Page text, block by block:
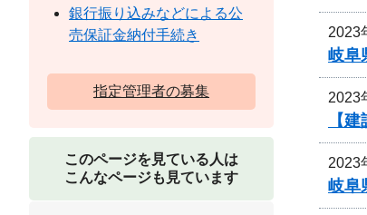
2023
岐阜
2023
【
2023
岐阜
銀行振り込みなどによる公
売保証金納付手続き
指定管理者の募集
このページを見ている人は
こんなページも見ています